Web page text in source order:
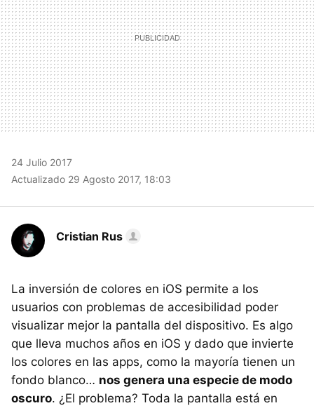
24 Julio 2017
Actualizado 29 Agosto 2017, 18:03
Cristian Rus
La inversión de colores en iOS permite a los
usuarios con problemas de accesibilidad poder
visualizar mejor la pantalla del dispositivo. Es algo
que lleva muchos años en iOS y dado que invierte
los colores en las apps, como la mayoría tienen un
fondo blanco… nos genera una especie de modo
oscuro. ¿El problema? Toda la pantalla está en